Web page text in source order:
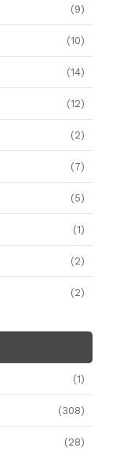
(9)
(10)
(14)
(12)
(2)
(7)
(5)
(1)
(2)
(2)
(1)
(308)
(28)